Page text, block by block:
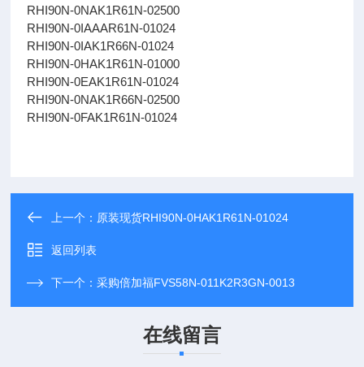
RHI90N-0NAK1R61N-02500
RHI90N-0IAAAR61N-01024
RHI90N-0IAK1R66N-01024
RHI90N-0HAK1R61N-01000
RHI90N-0EAK1R61N-01024
RHI90N-0NAK1R66N-02500
RHI90N-0FAK1R61N-01024
上一个： 原装现货RHI90N-0HAK1R61N-01024
返回列表
下一个：采购倍加福FVS58N-011K2R3GN-0013
在线留言